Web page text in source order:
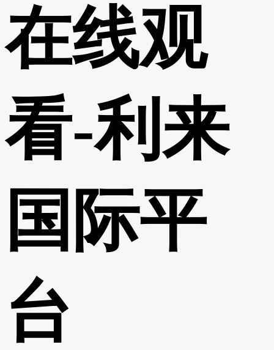
在线观
看-利来
国际平
台